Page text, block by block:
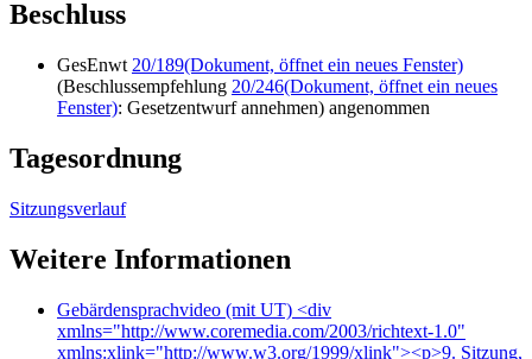
Beschluss
GesEnwt 20/189(Dokument, öffnet ein neues Fenster)
(Beschlussempfehlung 20/246(Dokument, öffnet ein neues
Fenster): Gesetzentwurf annehmen) angenommen
Tagesordnung
Sitzungsverlauf
Weitere Informationen
Gebärdensprachvideo (mit UT) <div
xmlns="http://www.coremedia.com/2003/richtext-1.0"
xmlns:xlink="http://www.w3.org/1999/xlink"><p>9. Sitzung,